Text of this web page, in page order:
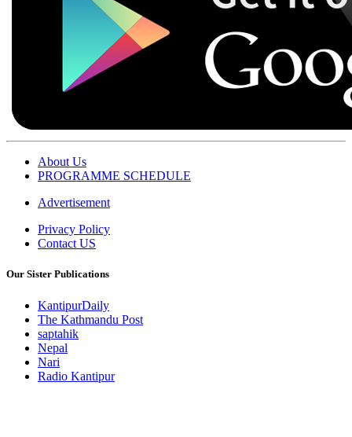
About Us
PROGRAMME SCHEDULE
Advertisement
Privacy Policy
Contact US
Our Sister Publications
KantipurDaily
The Kathmandu Post
saptahik
Nepal
Nari
Radio Kantipur